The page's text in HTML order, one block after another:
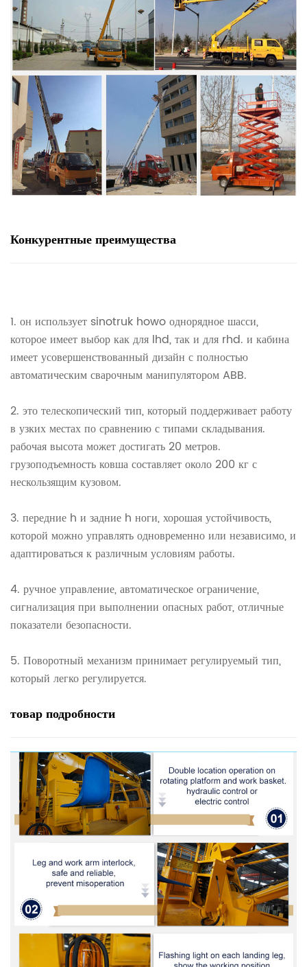
Конкурентные преимущества
1. он использует sinotruk howo однорядное шасси,
которое имеет выбор как для lhd, так и для rhd. и кабина
имеет усовершенствованный дизайн с полностью
автоматическим сварочным манипулятором ABB.
2. это телескопический тип, который поддерживает работу
в узких местах по сравнению с типами складывания.
рабочая высота может достигать 20 метров.
грузоподъемность ковша составляет около 200 кг с
нескользящим кузовом.
3. передние h и задние h ноги, хорошая устойчивость,
которой можно управлять одновременно или независимо, и
адаптироваться к различным условиям работы.
4. ручное управление, автоматическое ограничение,
сигнализация при выполнении опасных работ, отличные
показатели безопасности.
5. Поворотный механизм принимает регулируемый тип,
который легко регулируется.
товарподробности